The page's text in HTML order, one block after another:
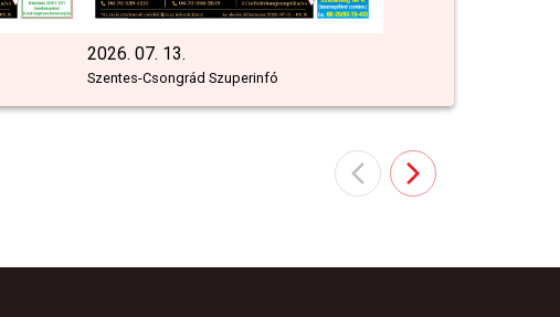
2026. 07. 13.
Szentes-Csongrád Szuperinfó